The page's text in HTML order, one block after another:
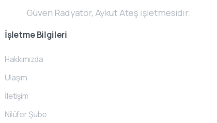
Güven Radyatör, Aykut Ateş işletmesidir.
İşletme Bilgileri
Hakkımızda
Ulaşım
İletişim
Nilüfer Şube